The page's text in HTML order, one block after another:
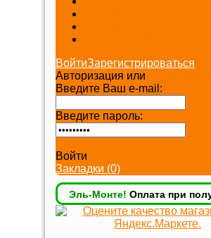
ВойтиЗарегистрироваться
Авторизация или
Введите Ваш e-mail:
Введите пароль:
Войти
Закладки (0)
Эль-Монте! Оплата при